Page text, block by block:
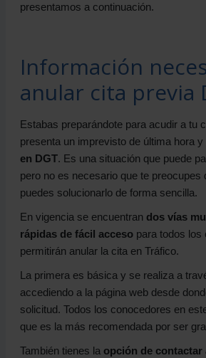
presentamos a continuación.
Información
anular cita previa
Estabas preparándote para acudir a tu
presenta un imprevisto de última hora y
en DGT. Es una situación que puede
pero no es necesario que te preocupes
puedes solucionarlo de forma sencilla.
En vigencia se encuentran dos vías
rápidas de fácil accesopara todos los
permitirán anular la cita en Tráfico.
La primera es básica y se realiza a
accediendo a la página web desde
solicitud. Todos los conocedores en
que es la más recomendada por ser
También tienes la opción de contactar